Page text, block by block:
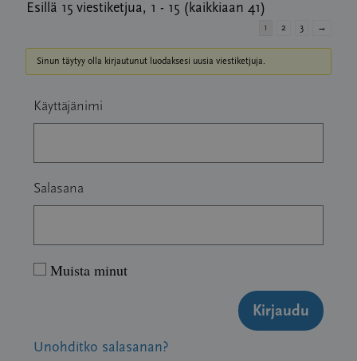
Esillä 15 viestiketjua, 1 - 15 (kaikkiaan 41)
1 2 3 →
Sinun täytyy olla kirjautunut luodaksesi uusia viestiketjuja.
Käyttäjänimi
Salasana
Muista minut
Kirjaudu
Unohditko salasanan?